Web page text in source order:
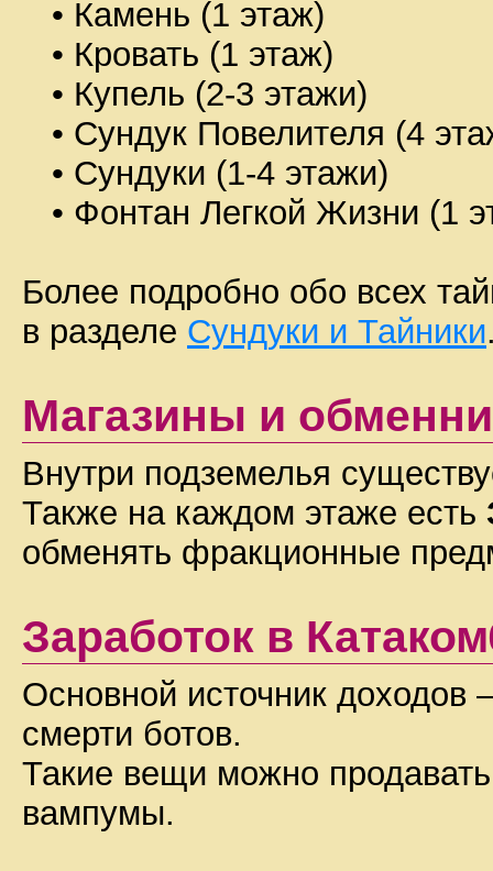
• Камень (1 этаж)
• Кровать (1 этаж)
• Купель (2-3 этажи)
• Сундук Повелителя (4
• Сундуки (1-4 этажи)
• Фонтан Легкой Жизни (1
Более подробно обо всех
в разделе Сундуки и Тайники
Магазины и
Внутри подземелья
Также на каждом этаже есть
обменять фракционные
Заработок в
Основной источник доходов
смерти ботов.
Такие вещи можно
вампумы.